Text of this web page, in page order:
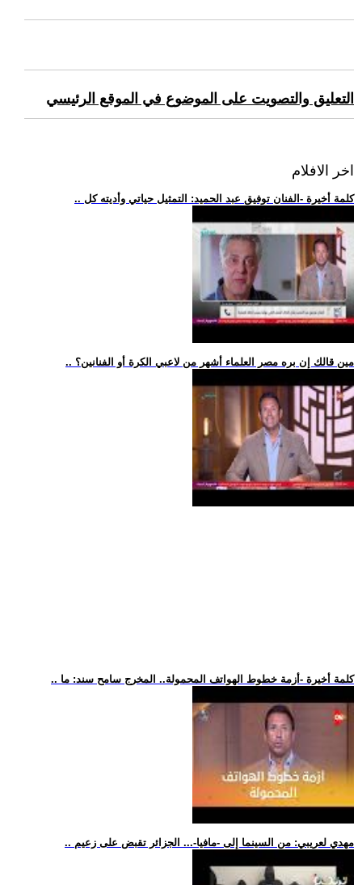
التعليق والتصويت على الموضوع في الموقع الرئيسي
اخر الافلام
.. كلمة أخيرة -الفنان توفيق عبد الحميد: التمثيل حياتي وأديته كل
.. مين قالك إن بره مصر العلماء أشهر من لاعبي الكرة أو الفنانين؟
.. كلمة أخيرة -أزمة خطوط الهواتف المحمولة.. المخرج سامح سند: ما
.. مهدي لعريبي: من السينما إلى -مافيا-... الجزائر تقبض على زعيم